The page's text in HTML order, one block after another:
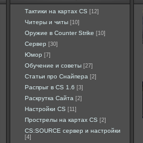
Тактики на картах CS [12]
Читеры и читы [10]
Оружие в Counter Strike [10]
Сервер [30]
Юмор [7]
Обучение и советы [27]
Статьи про Снайпера [2]
Распрыг в CS 1.6 [3]
Раскрутка Сайта [2]
Настройки CS [11]
Прострелы на картах CS [2]
CS:SOURCE сервер и настройки
[4]